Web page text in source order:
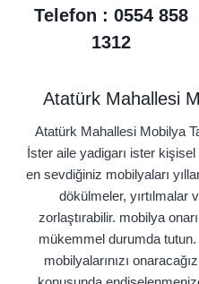
Telefon : 0554 858
1312
Atatürk Mahallesi
Atatürk Mahallesi Mobilya
İster aile yadigarı ister kişisel
en sevdiğiniz mobilyaları
dökülmeler, yırtılmalar
zorlaştırabilir. mobilya
mükemmel durumda
mobilyalarınızı